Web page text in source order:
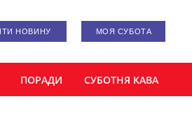
НОВИНУ МОЯ СУБОТА
ПОРАДИ СУБОТНЯ КАВА